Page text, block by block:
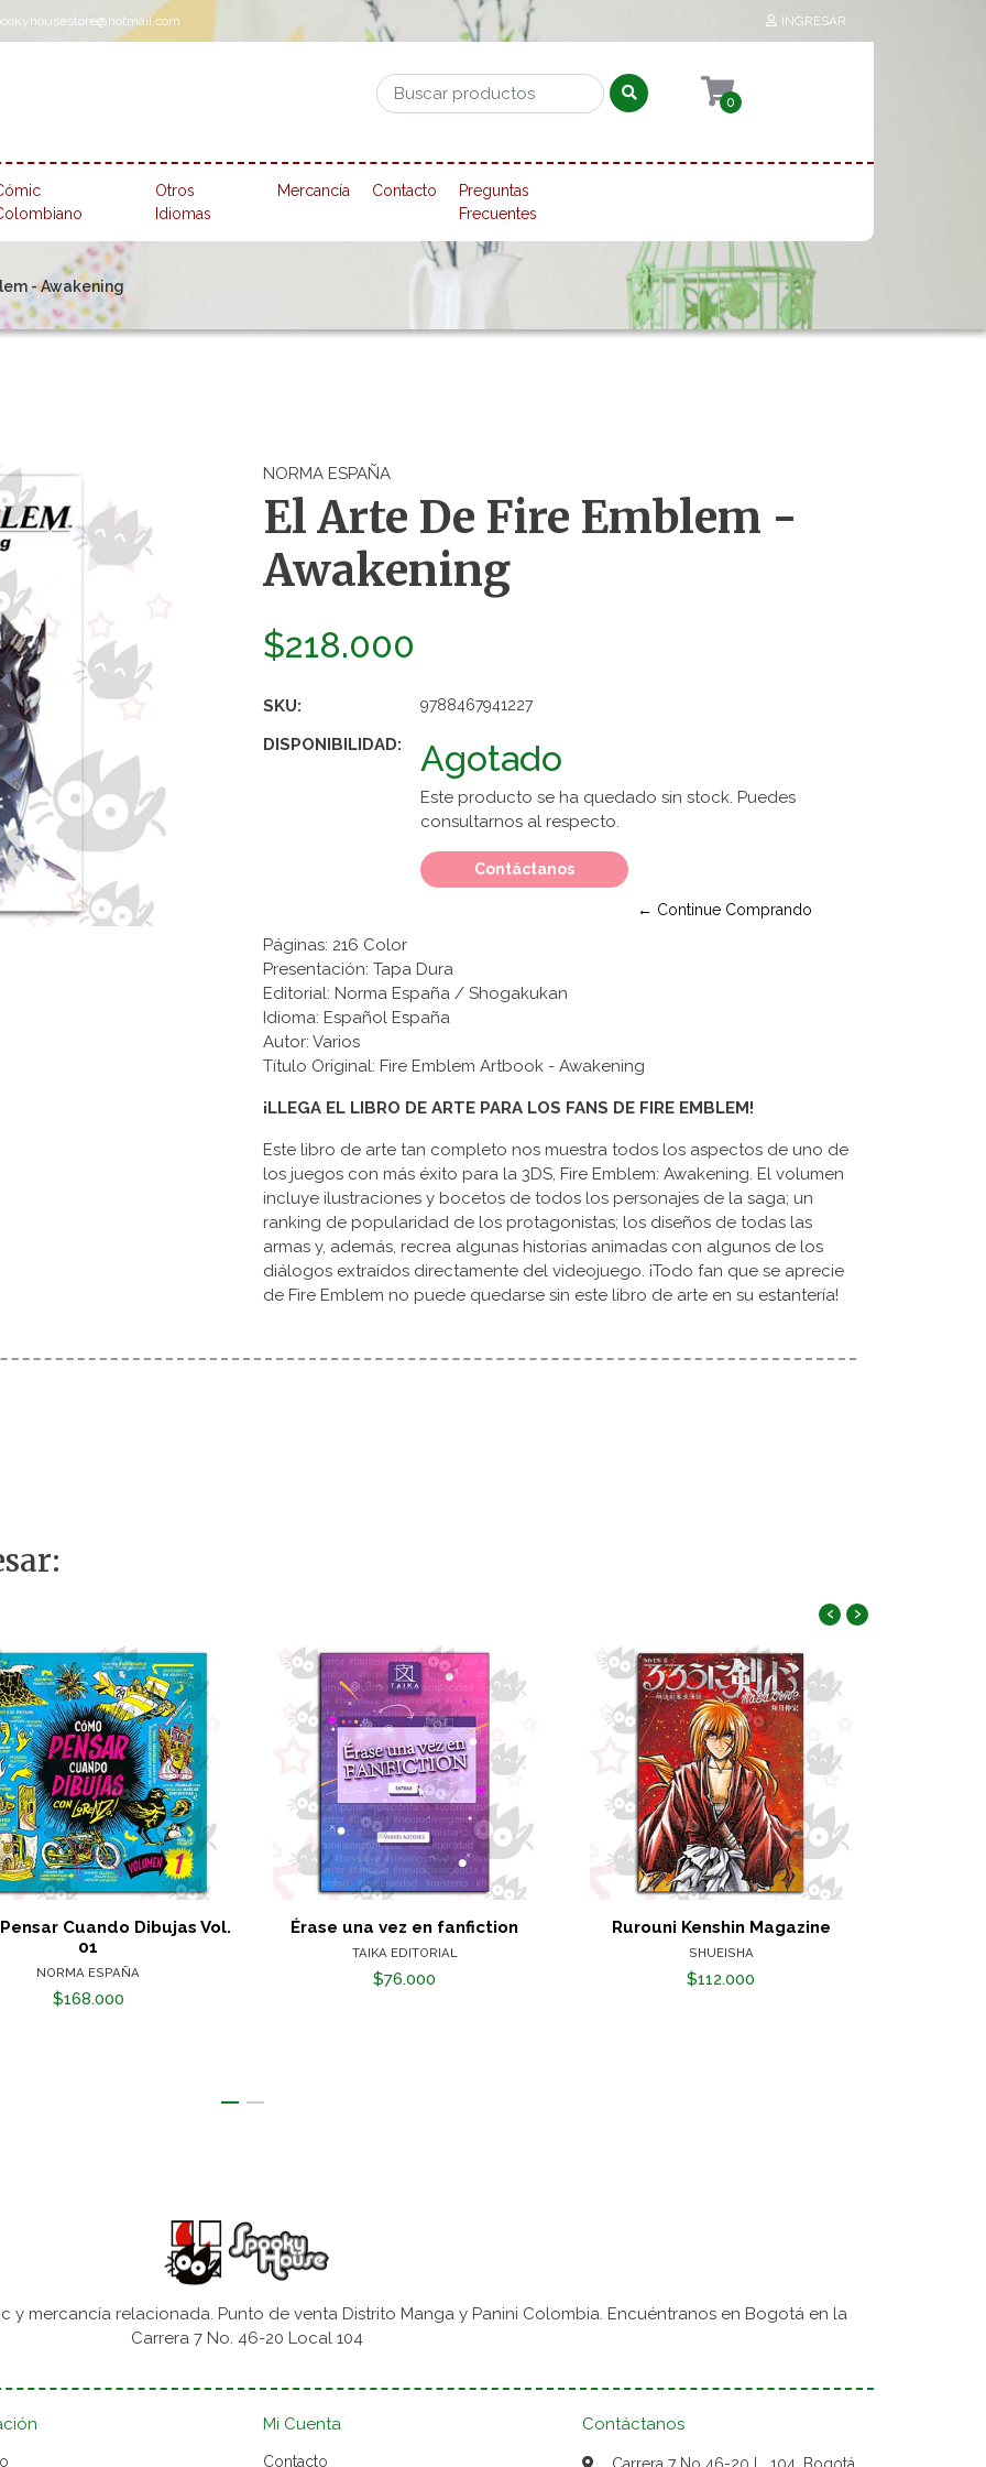
INGRESAR
0
Otros
Idiomas
Mercancía Contacto
Preguntas
Frecuentes
- Awakening
NORMA ESPAÑA
El Arte De Fire Emblem -
Awakening
$218.000
SKU: 9788467941227
DISPONIBILIDAD: Agotado
Este producto se ha quedado sin stock. Puedes
consultarnos al respecto.
Contáctanos
← Continue Comprando
Páginas: 216 Color
Presentación: Tapa Dura
Editorial: Norma España / Shogakukan
Idioma: Español España
Autor: Varios
Título Original: Fire Emblem Artbook - Awakening
¡LLEGA EL LIBRO DE ARTE PARA LOS FANS DE FIRE EMBLEM!
Este libro de arte tan completo nos muestra todos los aspectos de uno de
los juegos con más éxito para la 3DS, Fire Emblem: Awakening. El volumen
incluye ilustraciones y bocetos de todos los personajes de la saga; un
ranking de popularidad de los protagonistas; los diseños de todas las
armas y, además, recrea algunas historias animadas con algunos de los
diálogos extraídos directamente del videojuego. ¡Todo fan que se aprecie
de Fire Emblem no puede quedarse sin este libro de arte en su estantería!
Cuando Dibujas Vol.
01
NORMA ESPAÑA
$168.000
Érase una vez en fanfiction
TAIKA EDITORIAL
$76.000
Rurouni Kenshin Magazine
SHUEISHA
$112.000
‹ ›
y mercancía relacionada. Punto de venta Distrito Manga y Panini Colombia. Encuéntranos en Bogotá en la
Carrera 7 No. 46-20 Local 104
Mi Cuenta
Contacto
Contáctanos